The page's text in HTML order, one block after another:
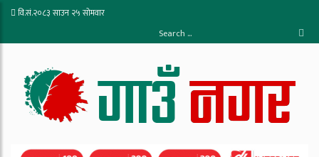
वि.सं.२०८३ साउन २५ सोमवार